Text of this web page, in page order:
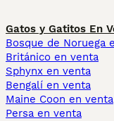
Gatos y Gatitos En
Bosque de Noruega
Británico en venta
Sphynx en venta
Bengalí en venta
Maine Coon en venta
Persa en venta